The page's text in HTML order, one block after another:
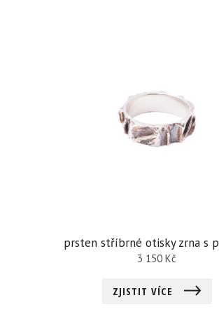
prsten stříbrné otisky zrna s
3 150 Kč
ZJISTIT VÍCE